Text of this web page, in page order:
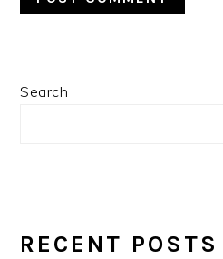
PRIMARY
Search
RECENT POSTS